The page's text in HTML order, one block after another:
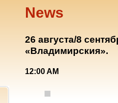
News
26 августа/8
«Владимирския».
12:00 AM